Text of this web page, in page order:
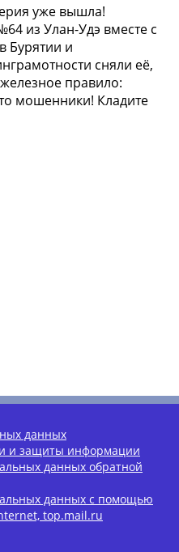
уже вышла!
из Улан-Удэ вместе с
Бурятии и
сняли её,
правило:
мошенники! Кладите
данных
и защиты информации
данных обратной
данных с помощью
top.mail.ru